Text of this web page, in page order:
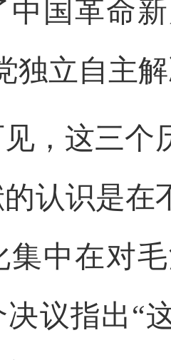
中国革命
独立自主
，这三个
认识是在
集中在对
议指出“